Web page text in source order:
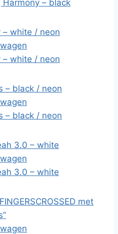
Harmony – black
– white / neon
– white / neon
– black / neon
– black / neon
3.0 – white
3.0 – white
met